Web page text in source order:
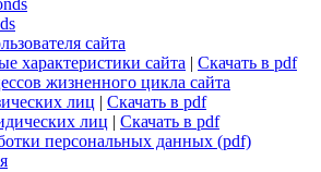
сайта
характеристики сайта | Скачать в pdf
жизненного цикла сайта
лиц | Скачать в pdf
лиц | Скачать в pdf
персональных данных (pdf)